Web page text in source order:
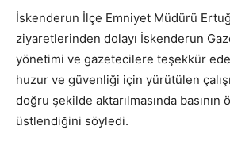
İskenderun İlçe Emniyet Müdürü
ziyaretlerinden dolayı İskenderun
yönetimi ve gazetecilere teşekkür
huzur ve güvenliği için yürütülen
doğru şekilde aktarılmasında
üstlendiğini söyledi.